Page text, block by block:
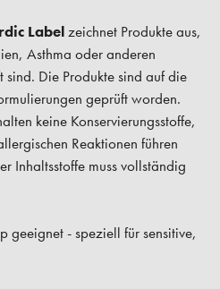
Labelzeichnet Produkte aus,
Asthma oder anderen
Die Produkte sind auf die
geprüft worden.
keine Konservierungsstoffe,
Reaktionen führen
Inhaltsstoffe muss vollständig
geeignet - speziell für sensitive,